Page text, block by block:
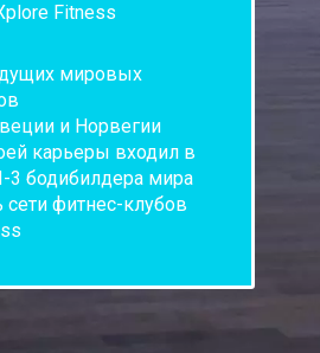
опыт работы
тренером
кондиции
тренировки
с собственным телом и